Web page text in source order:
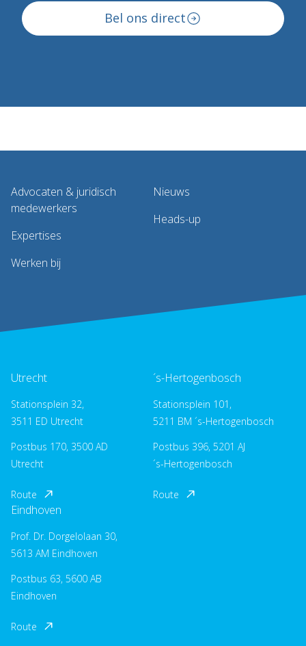
Bel ons direct
Advocaten & juridisch
medewerkers
Expertises
Werken bij
Nieuws
Heads-up
Utrecht
Stationsplein 32,
3511 ED Utrecht
Postbus 170, 3500 AD
Utrecht
Route
´s-Hertogenbosch
Stationsplein 101,
5211 BM ´s-Hertogenbosch
Postbus 396, 5201 AJ
´s-Hertogenbosch
Route
Eindhoven
Prof. Dr. Dorgelolaan 30,
5613 AM Eindhoven
Postbus 63, 5600 AB
Eindhoven
Route